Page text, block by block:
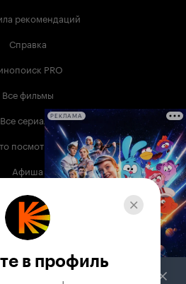
рекомендаций
Справка
PRO
Все фильмы
Все сериалы
посмотреть
Афиша
Музыка
Телепрограмма
поддержки
РЕКЛАМА
в профиль